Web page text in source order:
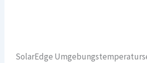
SolarEdge